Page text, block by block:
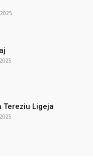
Tereziu Ligeja